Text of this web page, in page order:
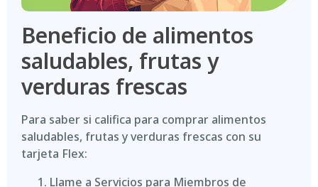
Beneficio de alimentos
saludables, frutas y
verduras frescas
Para saber si califica para comprar alimentos
saludables, frutas y verduras frescas con su
tarjeta Flex:
Llame a Servicios para Miembros de